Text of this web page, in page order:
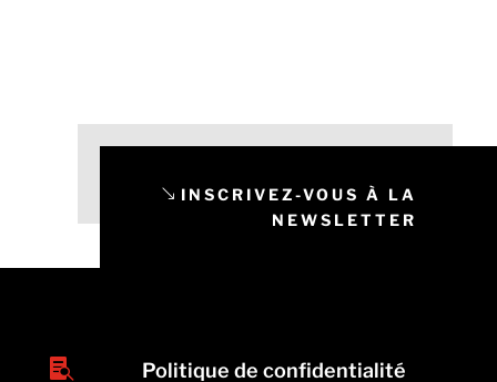
INSCRIVEZ-VOUS À LA
NEWSLETTER
 Politique de confidentialité